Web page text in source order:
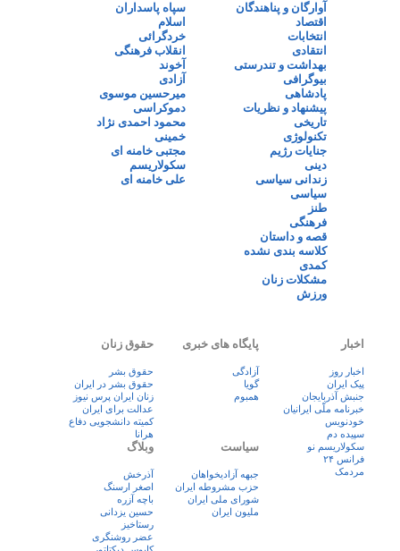
آوارگان و پناهندگان
اقتصاد
انتخابات
انتقادی
بهداشت و تندرستی
بیوگرافی
پادشاهی
پیشنهاد و نظریات
تاریخی
تکنولوژی
جنایات رژیم
دینی
زندانی سیاسی
سیاسی
طنز
فرهنگی
قصه و داستان
کلاسه بندی نشده
کمدی
مشکلات زنان
ورزش
سپاه پاسداران
اسلام
خردگرائی
انقلاب فرهنگی
آخوند
آزادی
میرحسین موسوی
دموکراسی
محمود احمدی نژاد
خمینی
مجتبی خامنه ای
سکولاریسم
علی خامنه ای
اخبار
اخبار روز
پيک ايران
جنبش آذربایجان
خبرنامه ملّی ایرانیان
خودنویس
سپیده دم
سکولاریسم نو
فرانس ۲۴
مردمک
پایگاه های خبری
آزادگی
گویا
همبوم
حقوق زنان
حقوق بشر
حقوق بشر در ایران
زنان ايران پرس نيوز
عدالت برای ایران
کمیته دانشجویی دفاع
هرانا
سیاست
جبهه آزادیخواهان
حزب مشروطه ایران
شورای ملی ایران
ملیون ایران
وبلاگ
آذرخش
اصغر ارسنگ
باچه آزره
حسین یزدانی
رستاخیز
عضر روشنگری